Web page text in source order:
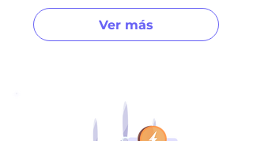
Ver más